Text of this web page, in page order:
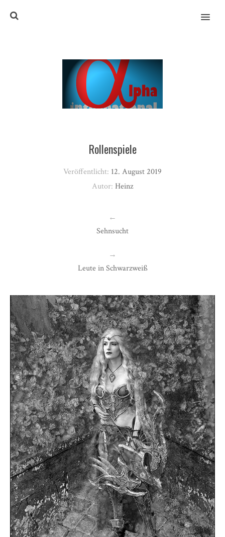
MENU
Rollenspiele
Veröffentlicht: 12. August 2019
Autor: Heinz
←
Sehnsucht
→
Leute in Schwarzweiß